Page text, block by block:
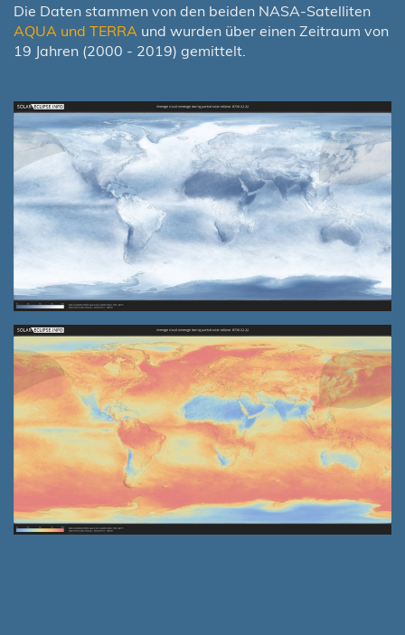
Die Daten stammen von den beiden NASA-Satelliten
AQUA und TERRA und wurden über einen Zeitraum von
19 Jahren (2000 - 2019) gemittelt.